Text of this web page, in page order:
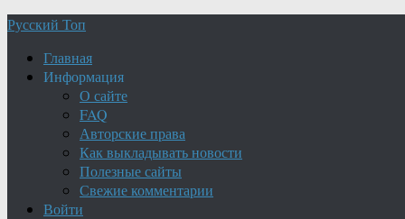
Русский Топ
Главная
Информация
О сайте
FAQ
Авторские права
Как выкладывать новости
Полезные сайты
Свежие комментарии
Войти